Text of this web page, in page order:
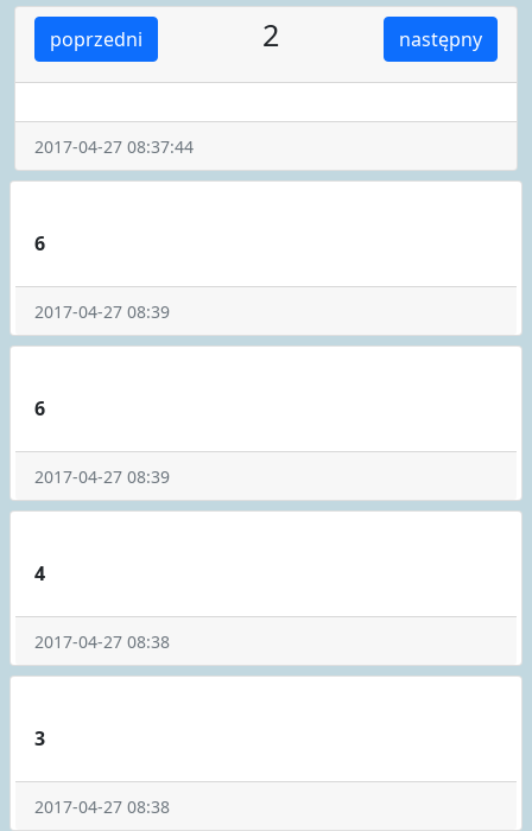
poprzedni następny
2
2017-04-27 08:37:44
6
2017-04-27 08:39
6
2017-04-27 08:39
4
2017-04-27 08:38
3
2017-04-27 08:38